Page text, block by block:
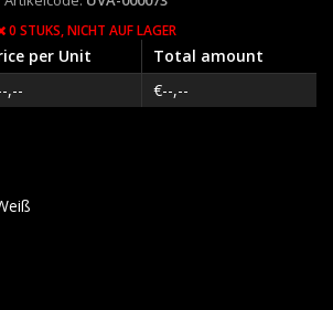
0 STUKS,NICHT AUF LAGER
per Unit
Total amount
,-- €--,--